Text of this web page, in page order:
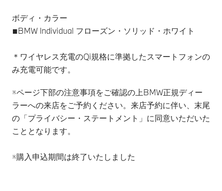
ボディ・カラー
■BMW Individual フローズン・ソリッド・ホワイト
＊ワイヤレス充電のQi規格に準拠したスマートフォンの
み充電可能です。
※ページ下部の注意事項をご確認の上BMW正規ディー
ラーへの来店をご予約ください。来店予約に伴い、末尾
の「プライバシー・ステートメント」に同意いただいた
こととなります。
※購入申込期間は終了いたしました